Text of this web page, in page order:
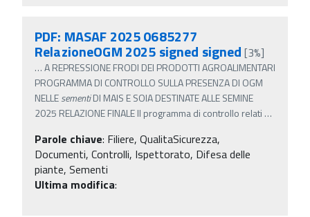
PDF: MASAF 2025 0685277
RelazioneOGM 2025 signed signed [3%]
…A REPRESSIONE FRODI DEI PRODOTTI AGROALIMENTARI
PROGRAMMA DI CONTROLLO SULLA PRESENZA DI OGM
NELLEsementiDI MAIS E SOIA DESTINATE ALLE SEMINE
2025 RELAZIONE FINALE Il programma di controllo relati …
Parole chiave: Filiere, QualitaSicurezza,
Documenti, Controlli, Ispettorato, Difesa delle
piante, Sementi
Ultima modifica: